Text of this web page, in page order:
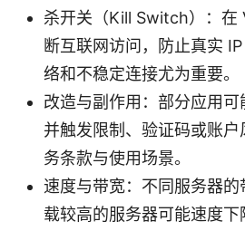
杀开关（Kill Switch）：在
断互联网访问，防止真实
络和不稳定连接尤为重要。
改造与副作用：部分应用
并触发限制、验证码或账
务条款与使用场景。
速度与带宽：不同服务器的
载较高的服务器可能速度下